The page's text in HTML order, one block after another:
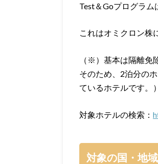
Test＆Goプログラ
これはオミクロン株
（※）基本は隔離免
そのため、2泊分の
ているホテルです。）
対象ホテルの検索：
対象の国・地域